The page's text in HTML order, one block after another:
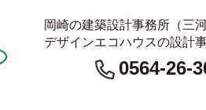
岡崎の建築設計事務所（三
デザインエコハウスの設計
0564-26-